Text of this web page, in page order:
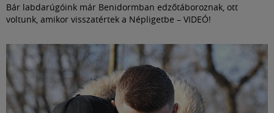
Bár labdarúgóink már Benidormban edzőtáboroznak, ott
voltunk, amikor visszatértek a Népligetbe – VIDEÓ!